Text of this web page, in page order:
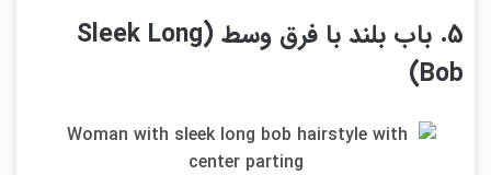
5. باب بلند با فرق وسط (Sleek Long
Bob)